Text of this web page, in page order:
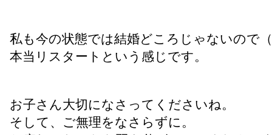
私も今の状態では結婚どころじゃないので
本当リスタートという感じです。
お子さん大切になさってくださいね。
そして、ご無理をなさらずに。